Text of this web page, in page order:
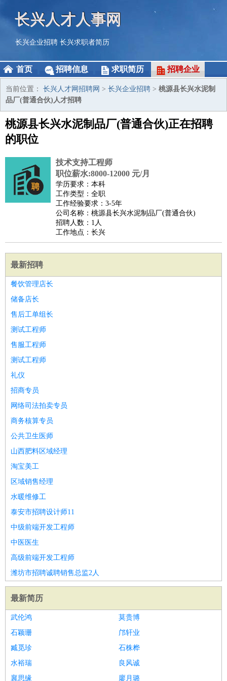
长兴人才人事网
长兴企业招聘 长兴求职者简历
首页 招聘信息 求职简历 招聘企业
当前位置： 长兴人才网招聘网 > 长兴企业招聘 > 桃源县长兴水泥制
品厂(普通合伙)人才招聘
桃源县长兴水泥制品厂(普通合伙)正在招聘
的职位
技术支持工程师
职位薪水:8000-12000 元/月
学历要求：本科
工作类型：全职
工作经验要求：3-5年
公司名称：桃源县长兴水泥制品厂(普通合伙)
招聘人数：1人
工作地点：长兴
最新招聘
餐饮管理店长
储备店长
售后工单组长
测试工程师
售服工程师
测试工程师
礼仪
招商专员
网络司法拍卖专员
商务核算专员
公共卫生医师
山西肥料区域经理
淘宝美工
区域销售经理
水暖维修工
泰安市招聘设计师11
中级前端开发工程师
中医医生
高级前端开发工程师
潍坊市招聘诚聘销售总监2人
最新简历
武伦鸿
莫贵博
石颖珊
邝轩业
臧觅珍
石株桦
水裕瑞
良风诚
襄思缘
廖月璐